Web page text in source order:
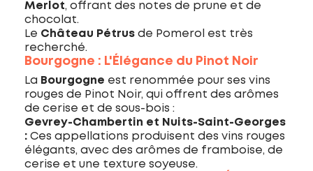
Merlot, offrant des notes de prune et de
chocolat.
Le Château Pétrus de Pomerol est très
recherché.
Bourgogne : L'Élégance du Pinot Noir
La Bourgogne est renommée pour ses vins
rouges de Pinot Noir, qui offrent des arômes
de cerise et de sous-bois :
Gevrey-Chambertin et Nuits-Saint-Georges
: Ces appellations produisent des vins rouges
élégants, avec des arômes de framboise, de
cerise et une texture soyeuse.